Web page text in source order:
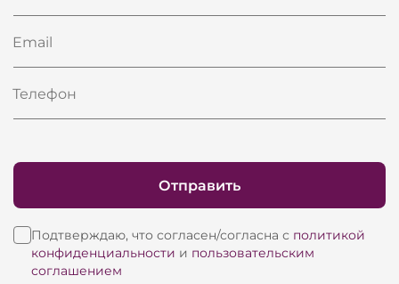
Email
Телефон
Подтверждаю, что согласен/согласна с политикой
конфиденциальности и пользовательским
соглашением
Отправить